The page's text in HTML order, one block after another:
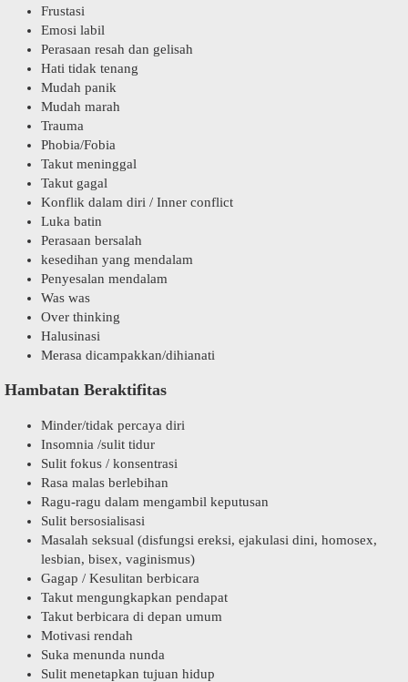
Frustasi
Emosi labil
Perasaan resah dan gelisah
Hati tidak tenang
Mudah panik
Mudah marah
Trauma
Phobia/Fobia
Takut meninggal
Takut gagal
Konflik dalam diri / Inner conflict
Luka batin
Perasaan bersalah
kesedihan yang mendalam
Penyesalan mendalam
Was was
Over thinking
Halusinasi
Merasa dicampakkan/dihianati
Hambatan Beraktifitas
Minder/tidak percaya diri
Insomnia /sulit tidur
Sulit fokus / konsentrasi
Rasa malas berlebihan
Ragu-ragu dalam mengambil keputusan
Sulit bersosialisasi
Masalah seksual (disfungsi ereksi, ejakulasi dini, homosex,
lesbian, bisex, vaginismus)
Gagap / Kesulitan berbicara
Takut mengungkapkan pendapat
Takut berbicara di depan umum
Motivasi rendah
Suka menunda nunda
Sulit menetapkan tujuan hidup